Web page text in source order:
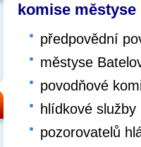
komise
předpovědní
městyse
povodňové
hlídkové služby
pozorovatelů